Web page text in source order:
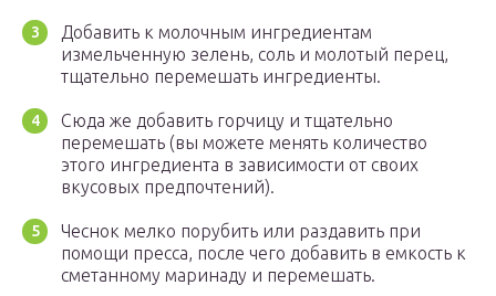
Добавить к молочным ингредиентам
измельченную зелень, соль и молотый перец,
тщательно перемешать ингредиенты.
Сюда же добавить горчицу и тщательно
перемешать (вы можете менять количество
этого ингредиента в зависимости от своих
вкусовых предпочтений).
Чеснок мелко порубить или раздавить при
помощи пресса, после чего добавить в емкость к
сметанному маринаду и перемешать.